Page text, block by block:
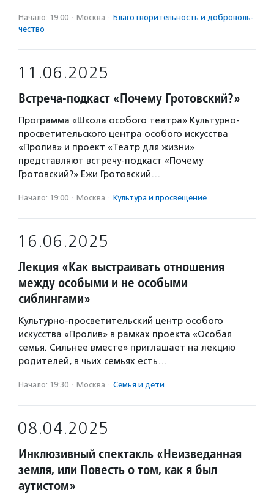
Начало: 19:00 · Москва · Благотвори­тель­ность и доброволь­
чест­во
11.06.2025
Встреча-подкаст «Почему Гротовский?»
Программа «Школа особого театра» Культурно-
просветительского центра особого искусства
«Пролив» и проект «Театр для жизни»
представляют встречу-подкаст «Почему
Гротовский?» Ежи Гротовский…
Начало: 19:00 · Москва · Культура и просвещение
16.06.2025
Лекция «Как выстраивать отношения
между особыми и не особыми
сиблингами»
Культурно-просветительский центр особого
искусства «Пролив» в рамках проекта «Особая
семья. Сильнее вместе» приглашает на лекцию
родителей, в чьих семьях есть…
Начало: 19:30 · Москва · Семья и дети
08.04.2025
Инклюзивный спектакль «Неизведанная
земля, или Повесть о том, как я был
аутистом»